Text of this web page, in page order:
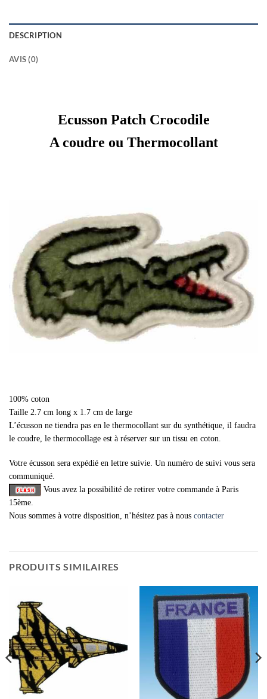
DESCRIPTION
AVIS (0)
Ecusson Patch Crocodile
A coudre ou Thermocollant
100% coton
Taille 2.7 cm long x 1.7 cm de large
L’écusson ne tiendra pas en le thermocollant sur du synthétique, il faudra
le coudre, le thermocollage est à réserver sur un tissu en coton.
Votre écusson sera expédié en lettre suivie. Un numéro de suivi vous sera
communiqué.
Vous avez la possibilité de retirer votre commande à Paris
15ème.
Nous sommes à votre disposition, n’hésitez pas à nous contacter
PRODUITS SIMILAIRES